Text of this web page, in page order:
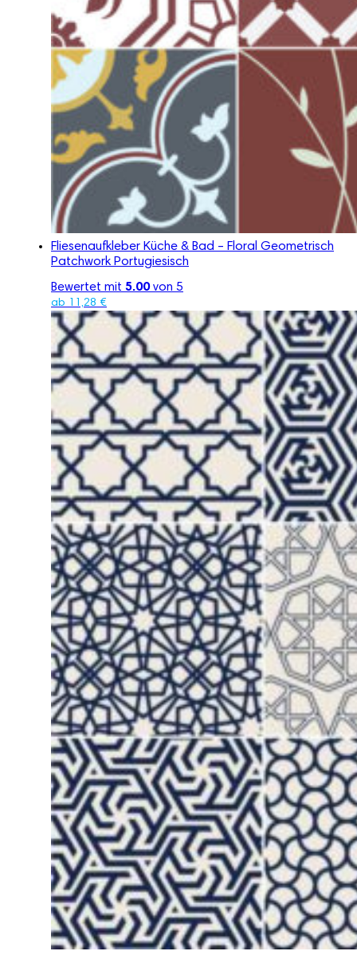
Fliesenaufkleber Küche & Bad – Floral Geometrisch
Patchwork Portugiesisch
Bewertet mit 5.00von 5
ab 11,28 €